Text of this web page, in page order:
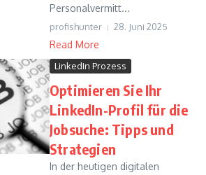
Personalvermitt...
profishunter 28. Juni 2025
Read More
LinkedIn Prozess
Optimieren Sie Ihr
LinkedIn-Profil für die
Jobsuche: Tipps und
Strategien
In der heutigen digitalen